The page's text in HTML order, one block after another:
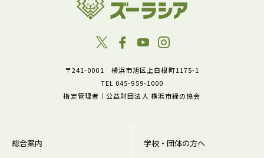
〒241-0001 横浜市旭区上白根町1175-1
TEL 045-959-1000
指定管理者｜公益財団法人 横浜市緑の協会
総合案内
学校・団体の方へ